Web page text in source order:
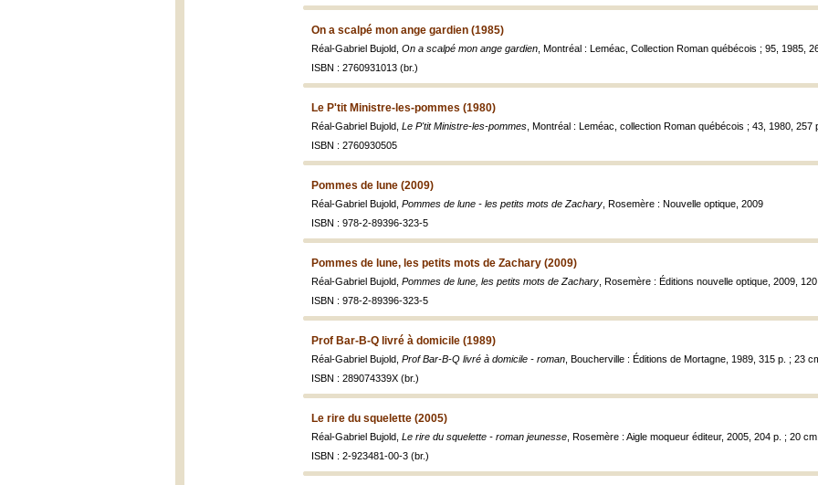
On a scalpé mon ange gardien (1985)
Réal-Gabriel Bujold, On a scalpé mon ange gardien , Montréal : Leméac, Collection Roman québécois ; 95, 1985,
ISBN : 2760931013 (br.)
Le P'tit Ministre-les-pommes (1980)
Réal-Gabriel Bujold, Le P'tit Ministre-les-pommes , Montréal : Leméac, collection Roman québécois ; 43, 1980, 257
ISBN : 2760930505
Pommes de lune (2009)
Réal-Gabriel Bujold, Pommes de lune - les petits mots de Zachary , Rosemère : Nouvelle optique, 2009
ISBN : 978-2-89396-323-5
Pommes de lune, les petits mots de Zachary (2009)
Réal-Gabriel Bujold, Pommes de lune, les petits mots de Zachary , Rosemère : Éditions nouvelle optique, 2009, 120
ISBN : 978-2-89396-323-5
Prof Bar-B-Q livré à domicile (1989)
Réal-Gabriel Bujold, Prof Bar-B-Q livré à domicile - roman , Boucherville : Éditions de Mortagne, 1989, 315 p. ; 23
ISBN : 289074339X (br.)
Le rire du squelette (2005)
Réal-Gabriel Bujold, Le rire du squelette - roman jeunesse , Rosemère : Aigle moqueur éditeur, 2005, 204 p. ; 20 cm.
ISBN : 2-923481-00-3 (br.)